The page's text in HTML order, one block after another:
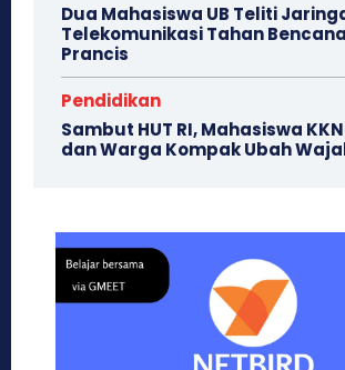
Dua Mahasiswa UB Teliti
Telekomunikasi Tahan
Prancis
Pendidikan
Sambut HUT RI, Mahasiswa
dan Warga Kompak Ubah